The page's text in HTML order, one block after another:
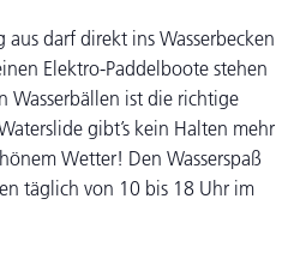
darf direkt ins Wasserbecken
Elektro-Paddelboote stehen
Wasserbällen ist die richtige
gibt’s kein Halten mehr
Wetter! Den Wasserspaß
täglich von 10 bis 18 Uhr im